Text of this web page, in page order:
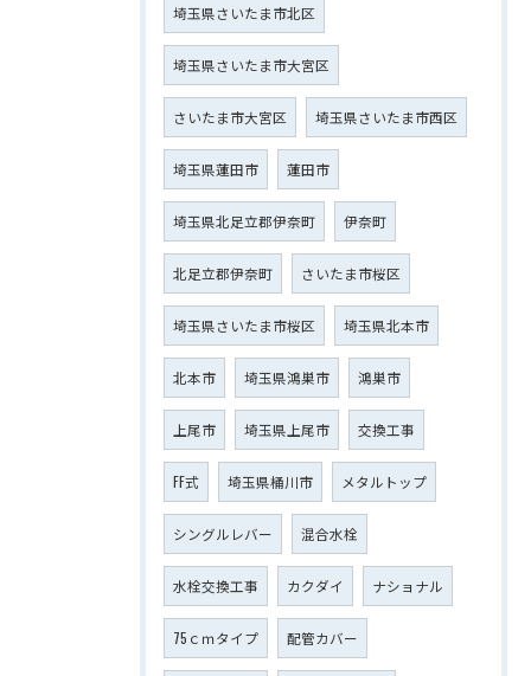
埼玉県さいたま市北区
埼玉県さいたま市大宮区
さいたま市大宮区 埼玉県さいたま市西区
埼玉県蓮田市 蓮田市
埼玉県北足立郡伊奈町 伊奈町
北足立郡伊奈町 さいたま市桜区
埼玉県さいたま市桜区 埼玉県北本市
北本市 埼玉県鴻巣市 鴻巣市
上尾市 埼玉県上尾市 交換工事
FF式 埼玉県桶川市 メタルトップ
シングルレバー 混合水栓
水栓交換工事 カクダイ ナショナル
75ｃｍタイプ 配管カバー